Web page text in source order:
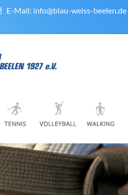
E-Mail: info@blau-weiss-beelen.de